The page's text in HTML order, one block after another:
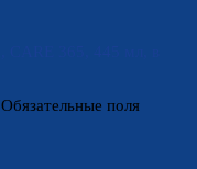
Обязательные поля